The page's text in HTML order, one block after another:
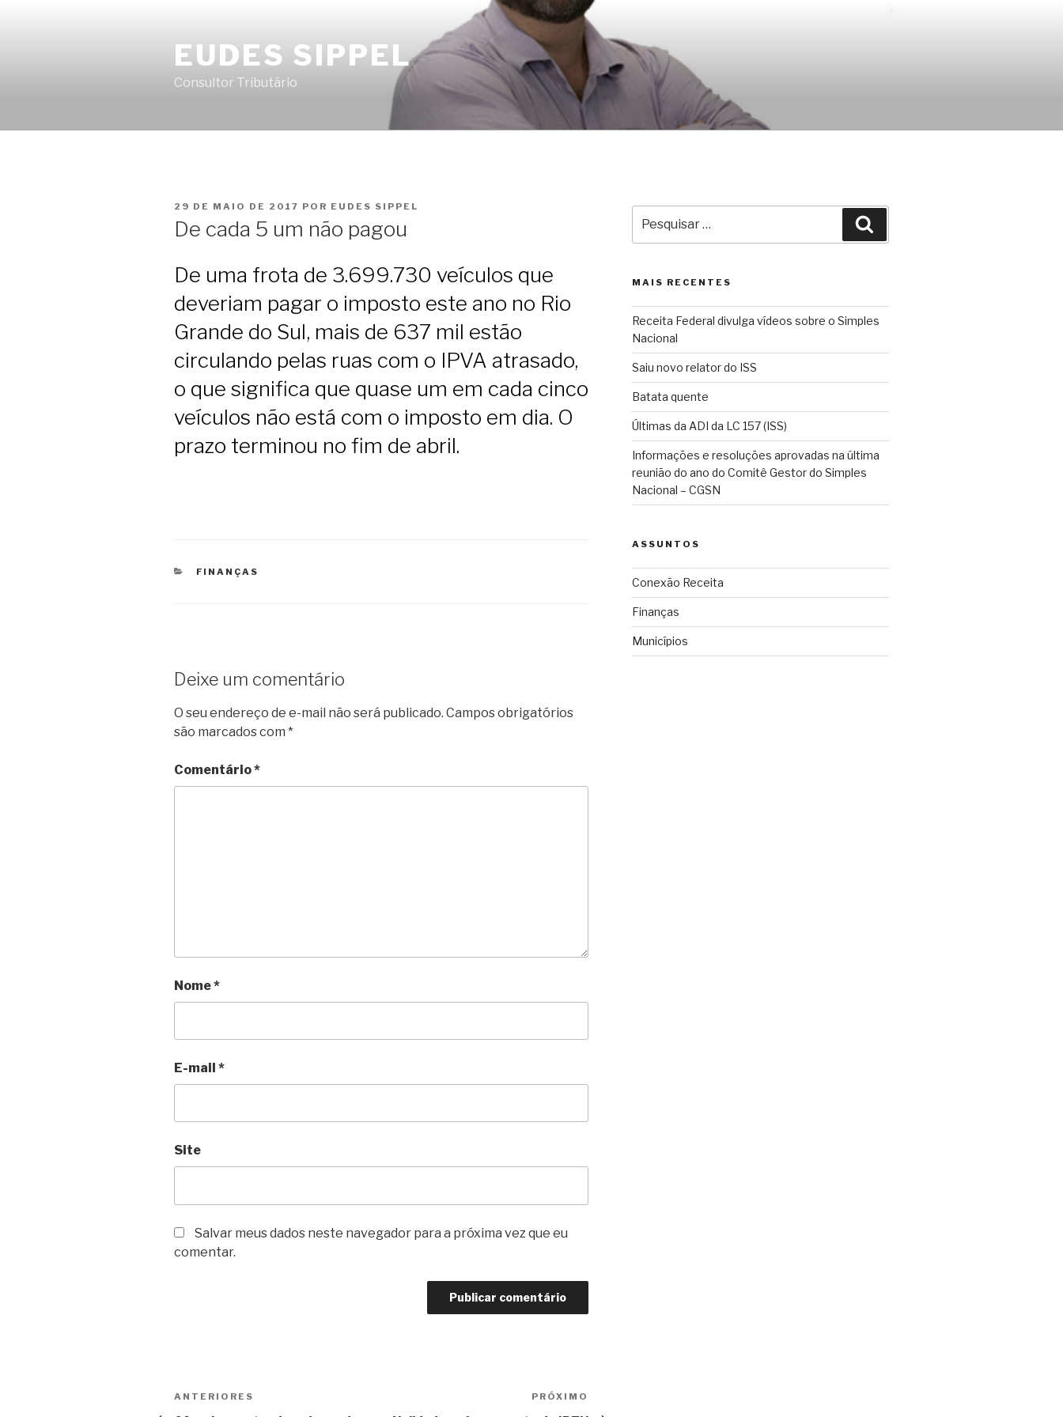
EUDES SIPPEL
Consultor Tributário
PUBLICADO
29 DE MAIO DE 2017 POR EUDES SIPPEL
De cada 5 um não pagou
De uma frota de 3.699.730 veículos que
deveriam pagar o imposto este ano no Rio
Grande do Sul, mais de 637 mil estão
circulando pelas ruas com o IPVA atrasado,
o que significa que quase um em cada cinco
veículos não está com o imposto em dia. O
prazo terminou no fim de abril.
CATEGORIAS
FINANÇAS
Deixe um comentário
O seu endereço de e-mail não será publicado. Campos obrigatórios
são marcados com *
Comentário*
Nome*
E-mail *
Site
Salvar meus dados neste navegador para a próxima vez que eu
comentar.
Navegação
Post
ANTERIORES PRÓXIMO
por:
MAIS RECENTES
Receita Federal divulga vídeos sobre o Simples
Nacional
Saiu novo relator do ISS
Batata quente
Últimas da ADI da LC 157 (ISS)
Informações e resoluções aprovadas na última
reunião do ano do Comitê Gestor do Simples
Nacional – CGSN
ASSUNTOS
Conexão Receita
Finanças
Municípios